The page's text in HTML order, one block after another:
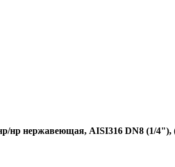
нр нержавеющая, AISI316 DN8 (1/4"),